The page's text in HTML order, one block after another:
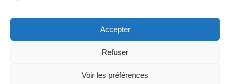
Accepter
Refuser
Voir les préférences